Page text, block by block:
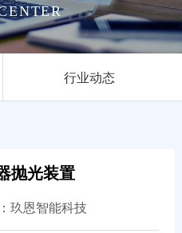
ENTER
行业动态
抛光装置
玖恩智能科技